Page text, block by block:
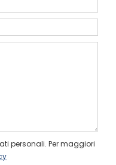
personali. Per maggiori